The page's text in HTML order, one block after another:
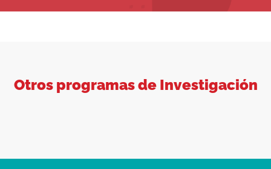
Otros programas de Investigación